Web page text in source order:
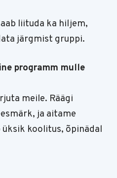
liituda ka hiljem,
järgmist gruppi.
programm mulle
meile. Räägi
ja aitame
üksik koolitus, õpinädal